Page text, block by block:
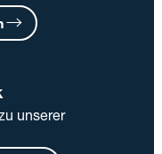
unserer